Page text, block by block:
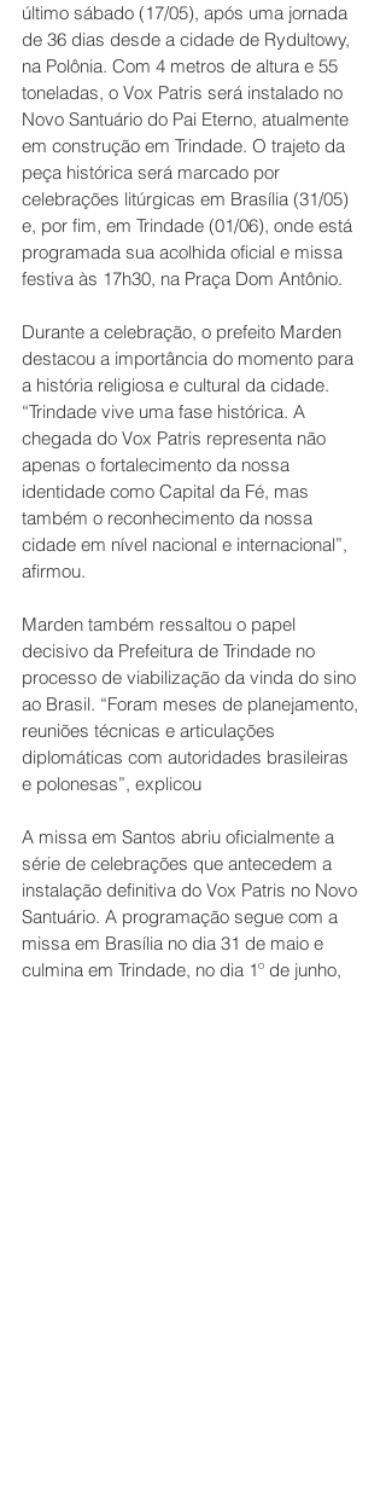
último sábado (17/05), após uma jornada
de 36 dias desde a cidade de Rydultowy,
na Polônia. Com 4 metros de altura e 55
toneladas, o Vox Patris será instalado no
Novo Santuário do Pai Eterno, atualmente
em construção em Trindade. O trajeto da
peça histórica será marcado por
celebrações litúrgicas em Brasília (31/05)
e, por fim, em Trindade (01/06), onde está
programada sua acolhida oficial e missa
festiva às 17h30, na Praça Dom Antônio.
Durante a celebração, o prefeito Marden
destacou a importância do momento para
a história religiosa e cultural da cidade.
“Trindade vive uma fase histórica. A
chegada do Vox Patris representa não
apenas o fortalecimento da nossa
identidade como Capital da Fé, mas
também o reconhecimento da nossa
cidade em nível nacional e internacional”,
afirmou.
Marden também ressaltou o papel
decisivo da Prefeitura de Trindade no
processo de viabilização da vinda do sino
ao Brasil. “Foram meses de planejamento,
reuniões técnicas e articulações
diplomáticas com autoridades brasileiras
e polonesas”, explicou
A missa em Santos abriu oficialmente a
série de celebrações que antecedem a
instalação definitiva do Vox Patris no Novo
Santuário. A programação segue com a
missa em Brasília no dia 31 de maio e
culmina em Trindade, no dia 1º de junho,